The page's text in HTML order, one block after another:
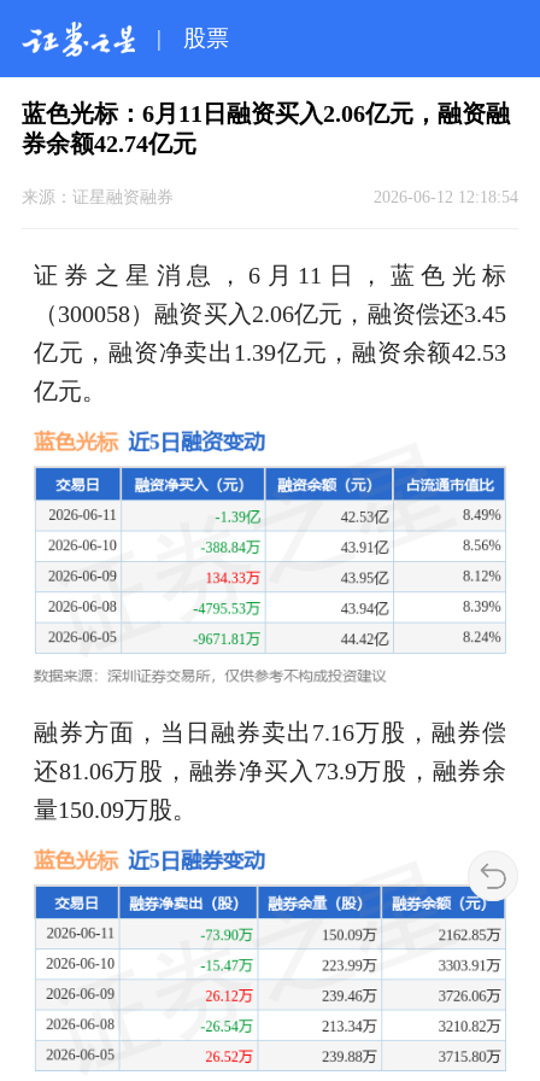
| 股票
蓝色光标：6月11日融资买入2.06亿元，融资融
券余额42.74亿元
来源： 证星融资融券 2026-06-12 12:18:54
证券之星消息，6月11日，蓝色光标
（300058）融资买入2.06亿元，融资偿还3.45
亿元，融资净卖出1.39亿元，融资余额42.53
亿元。
融券方面，当日融券卖出7.16万股，融券偿
还81.06万股，融券净买入73.9万股，融券余
量150.09万股。